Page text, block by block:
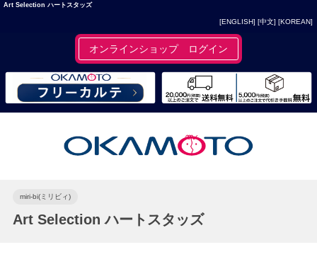
Art Selection ハートスタッズ
[ENGLISH] [中文] [KOREAN]
オンラインショップ ログイン
miri-bi(ミリビィ)
Art Selection ハートスタッズ